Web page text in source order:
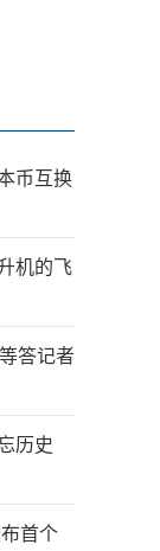
币互换
机的飞
答记者
忘历史
首个